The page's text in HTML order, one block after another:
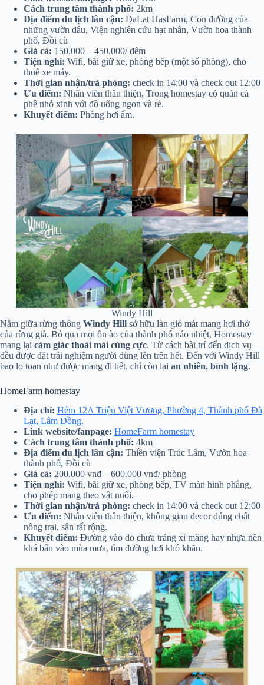
Cách trung tâm thành phố: 2km
Địa điểm du lịch lân cận: DaLat HasFarm, Con đường của
những vườn dâu, Viện nghiên cứu hạt nhân, Vườn hoa thành
phố, Đồi cù
Giá cả: 150.000 – 450.000/ đêm
Tiện nghi: Wifi, bãi giữ xe, phòng bếp (một số phòng), cho
thuê xe máy.
Thời gian nhận/trả phòng: check in 14:00 và check out 12:00
Ưu điểm: Nhân viên thân thiện, Trong homestay có quán cà
phê nhỏ xinh với đồ uống ngon và rẻ.
Khuyết điểm: Phòng hơi ẩm.
Windy Hill
Nằm giữa rừng thông Windy Hill sở hữu làn gió mát mang hơi thở
của rừng già. Bỏ qua mọi ồn ào của thành phố náo nhiệt, Homestay
mang lại cảm giác thoải mái cùng cực. Từ cách bài trí đến dịch vụ
đều được đặt trải nghiệm người dùng lên trên hết. Đến với Windy Hill
bao lo toan như được mang đi hết, chỉ còn lại an nhiên, bình lặng.
HomeFarm homestay
Địa chỉ: Hẻm 12A Triệu Việt Vương, Phường 4, Thành phố Đà
Lạt, Lâm Đồng.
Link website/fanpage: HomeFarm homestay
Cách trung tâm thành phố: 4km
Địa điểm du lịch lân cận: Thiền viện Trúc Lâm, Vườn hoa
thành phố, Đồi cù
Giá cả: 200.000 vnđ – 600.000 vnđ/ phòng
Tiện nghi: Wifi, bãi giữ xe, phòng bếp, TV màn hình phẳng,
cho phép mang theo vật nuôi.
Thời gian nhận/trả phòng: check in 14:00 và check out 12:00
Ưu điểm: Nhân viên thân thiện, không gian decor đúng chất
nông trại, sân rất rộng.
Khuyết điểm: Đường vào do chưa tráng xi măng hay nhựa nên
khá bẩn vào mùa mưa, tìm đường hơi khó khăn.